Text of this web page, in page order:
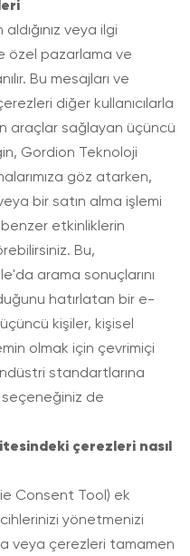
veya ilgi
özel pazarlama ve
Bu mesajları ve
diğer kullanıcılarla
araçlar sağlayan üçüncü
Gordion Teknoloji
göz atarken,
bir satın alma işlemi
etkinliklerin
Bu,
arama sonuçlarını
hatırlatan bir e-
kişiler, kişisel
olmak için çevrimiçi
standartlarına
de
çerezleri nasıl
Consent Tool) ek
yönetmenizi
veya çerezleri tamamen